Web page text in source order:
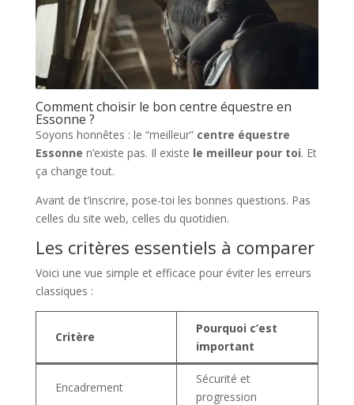
Comment choisir le bon centre équestre en
Essonne ?
Soyons honnêtes : le “meilleur” centre équestre
Essonne n’existe pas. Il existe le meilleur pour toi. Et
ça change tout.
Avant de t’inscrire, pose-toi les bonnes questions. Pas
celles du site web, celles du quotidien.
Les critères essentiels à comparer
Voici une vue simple et efficace pour éviter les erreurs
classiques :
Critère
Pourquoi c’est
important
Encadrement
Sécurité et
progression